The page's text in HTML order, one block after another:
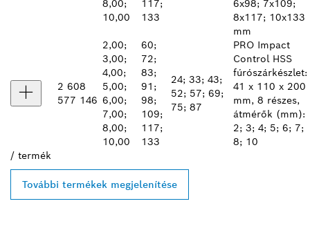
8,00;
10,00
117;
133
6x98; 7x109;
8x117; 10x133
mm
2 608
577 146
2,00;
3,00;
4,00;
5,00;
6,00;
7,00;
8,00;
10,00
60;
72;
83;
91;
98;
109;
117;
133
24; 33; 43;
52; 57; 69;
75; 87
PRO Impact
Control HSS
fúrószárkészlet:
41 x 110 x 200
mm, 8 részes,
átmérők (mm):
2; 3; 4; 5; 6; 7;
8; 10
/ termék
További termékek megjelenítése